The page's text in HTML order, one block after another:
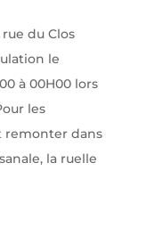
du Clos
le
à 00H00 lors
les
remonter dans
la ruelle